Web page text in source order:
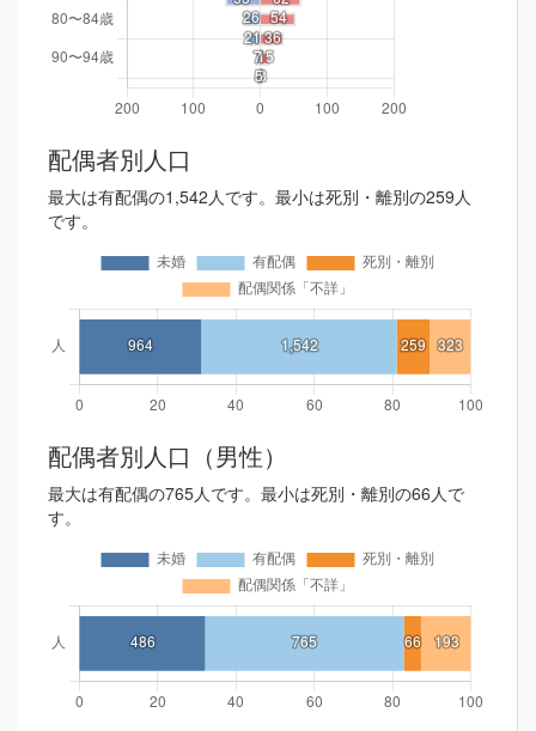
配偶者別人口
最大は有配偶の1,542人です。最小は死別・離別の259人
です。
配偶者別人口（男性）
最大は有配偶の765人です。最小は死別・離別の66人で
す。